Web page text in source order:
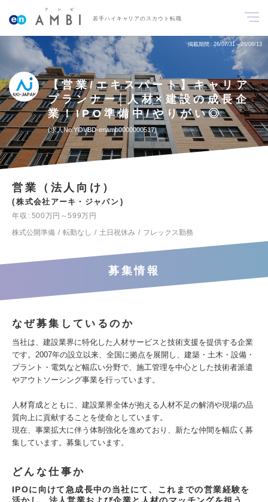
若手ハイキャリアのスカウト転職
掲載期間 26/07/31～26/08/13
【営業/エキスパート】キャリア
プランナー│人材×建設の成長企
業！IPO準備中/やりがい◎
求人No.YOVBD-enamb0000000517
営業（法人向け）
株式会社アーキ・ジャパン
年収
500万円～599万円
株式公開準備
転勤なし 土日祝休み フレックス勤務
募集情報
なぜ募集しているのか
当社は、建設業界に特化した人材サービスと技術支援を提供する企業
です。2007年の設立以来、全国に拠点を展開し、建築・土木・設備・
プラント・電気など幅広い分野で、施工管理を中心とした技術者派遣
やアウトソーシング事業を行っています。
人材育成とともに、建設業界全体が抱える人材不足の解消や現場の品
質向上に貢献することを使命としています。
現在、事業拡大に伴う体制強化を進めており、新たな仲間を幅広く募
集しています。募集しています。
どんな仕事か
IPOに向けて急成長中の当社にて、これまでの営業経験を